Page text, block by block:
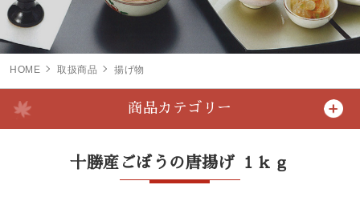
HOME 取扱商品 揚げ物
商品カテゴリー
十勝産ごぼうの唐揚げ １ｋｇ